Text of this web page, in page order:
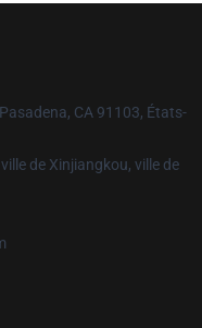
CA 91103, États-
de Xinjiangkou, ville de